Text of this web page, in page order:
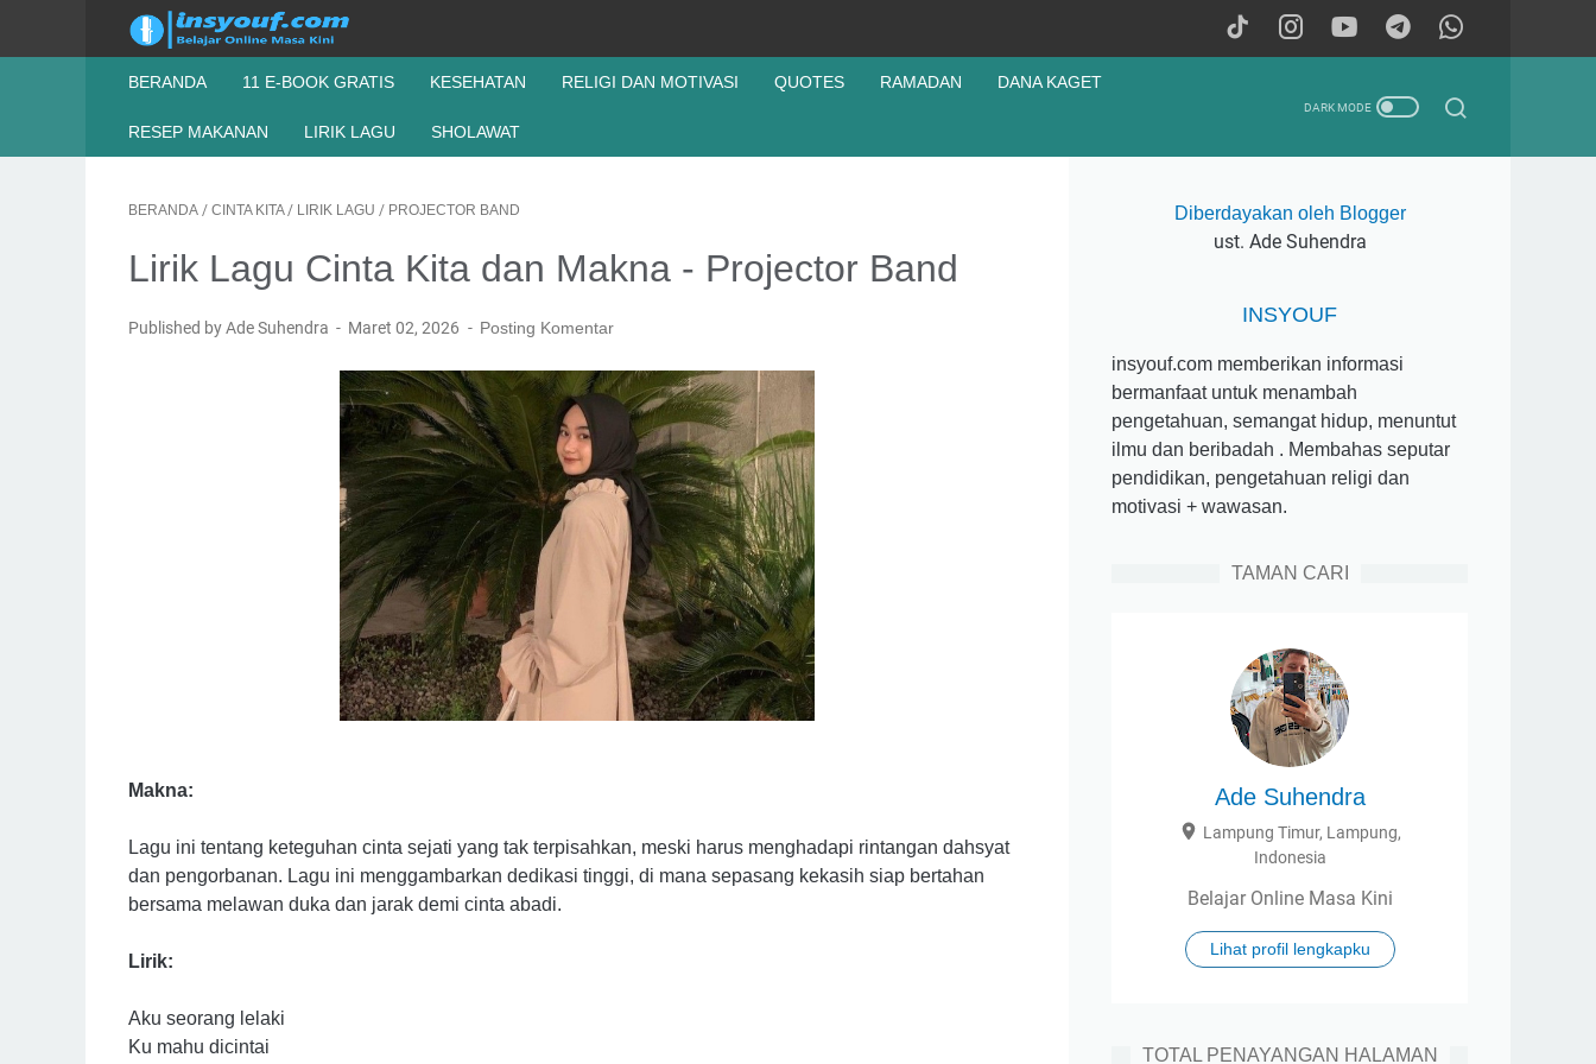
BERANDA 11 E-BOOK GRATIS KESEHATAN RELIGI DAN MOTIVASI QUOTES RAMADAN DANA KAGET
RESEP MAKANAN LIRIK LAGU SHOLAWAT
BERANDA / CINTA KITA / LIRIK LAGU / PROJECTOR BAND
Lirik Lagu Cinta Kita dan Makna - Projector Band
Published by Ade Suhendra Maret 02, 2026 Posting Komentar
Makna:
Lagu ini tentang keteguhan cinta sejati yang tak terpisahkan, meski harus menghadapi rintangan dahsyat
dan pengorbanan. Lagu ini menggambarkan dedikasi tinggi, di mana sepasang kekasih siap bertahan
bersama melawan duka dan jarak demi cinta abadi.
Lirik:
Aku seorang lelaki
Ku mahu dicintai
Diberdayakan oleh Blogger
ust. Ade Suhendra
INSYOUF
insyouf.com memberikan informasi
bermanfaat untuk menambah
pengetahuan, semangat hidup, menuntut
ilmu dan beribadah . Membahas seputar
pendidikan, pengetahuan religi dan
motivasi + wawasan.
TAMAN CARI
Ade Suhendra
Lampung Timur, Lampung,
Indonesia
Belajar Online Masa Kini
Lihat profil lengkapku
TOTAL PENAYANGAN HALAMAN